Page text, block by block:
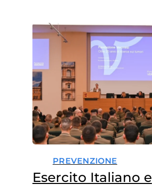
PREVENZIONE
Esercito Italiano e